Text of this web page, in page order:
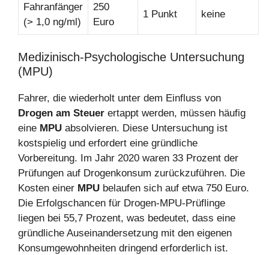
Fahranfänger
(> 1,0 ng/ml)
250
Euro
1 Punkt keine
Medizinisch-Psychologische Untersuchung
(MPU)
Fahrer, die wiederholt unter dem Einfluss von
Drogen am Steuer ertappt werden, müssen häufig
eine MPU absolvieren. Diese Untersuchung ist
kostspielig und erfordert eine gründliche
Vorbereitung. Im Jahr 2020 waren 33 Prozent der
Prüfungen auf Drogenkonsum zurückzuführen. Die
Kosten einer MPU belaufen sich auf etwa 750 Euro.
Die Erfolgschancen für Drogen-MPU-Prüflinge
liegen bei 55,7 Prozent, was bedeutet, dass eine
gründliche Auseinandersetzung mit den eigenen
Konsumgewohnheiten dringend erforderlich ist.